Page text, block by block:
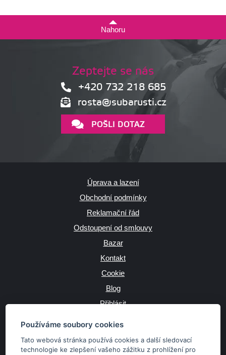
Používáme soubory cookies
Tato webová stránka používá cookies a další sledovací
technologie ke zlepšení vašeho zážitku z prohlížení pro
Nahoru
Zeptejte se nás
+420 732 218 685
rosta@subarusti.cz
POŠLI DOTAZ
Úprava a lazení
Obchodní podmínky
Reklamační řád
Odstoupení od smlouvy
Bazar
Kontakt
Cookie
Blog
Přihlásit